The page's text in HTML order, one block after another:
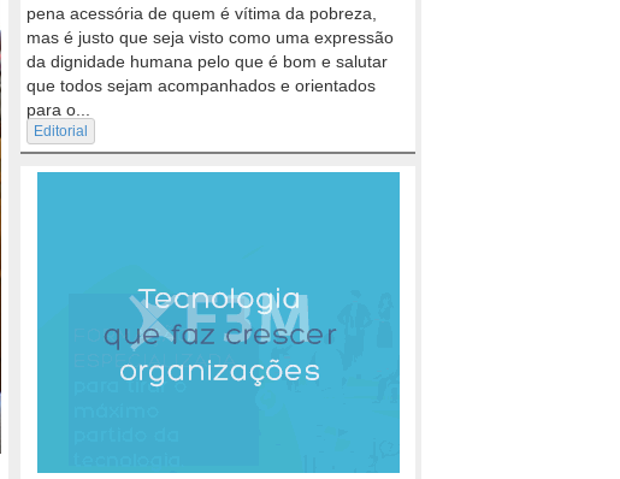
pena acessória de quem é vítima da pobreza,
mas é justo que seja visto como uma expressão
da dignidade humana pelo que é bom e salutar
que todos sejam acompanhados e orientados
para o...
Editorial